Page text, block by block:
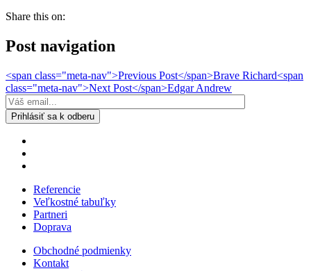
Share this on:
Post navigation
<span class="meta-nav">Previous Post</span>Brave Richard<span
class="meta-nav">Next Post</span>Edgar Andrew
Referencie
Veľkostné tabuľky
Partneri
Doprava
Obchodné podmienky
Kontakt